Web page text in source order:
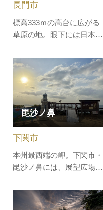
すことが…
標高333ｍの高台に広がる
草原の地。眼下には日本海
広がる海と空の一大パノラ
マが展開し、海をわたる爽
やかな風が、波のざわめき
を伝えます。まさに「日本
海を望む大広間」です。高
台には、ハマユウ、ツツ
が植えられ…
長門市
毘沙ノ鼻
本州最西端の岬。下関市・
毘沙ノ鼻には、展望広場・
気軽に立ち寄ることができ
ます。遮るものがなく視界
下関市